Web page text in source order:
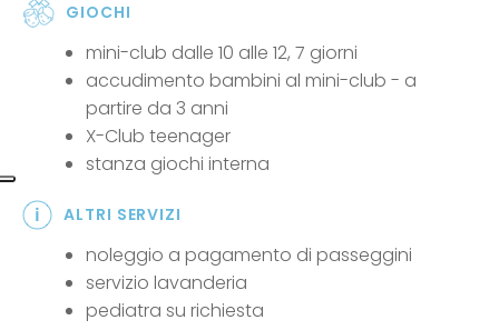
GIOCHI
mini-club dalle 10 alle 12, 7 giorni
accudimento bambini al mini-club - a
partire da 3 anni
X-Club teenager
stanza giochi interna
ALTRI SERVIZI
noleggio a pagamento di passeggini
servizio lavanderia
pediatra su richiesta